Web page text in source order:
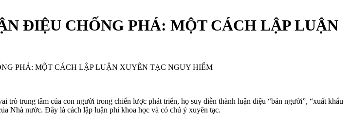
ĐIỆU CHỐNG PHÁ: MỘT CÁCH LẬP LUẬN
PHÁ: MỘT CÁCH LẬP LUẬN XUYÊN TẠC NGUY HIỂM
trung tâm của con người trong chiến lược phát triển, họ suy diễn thành luận điệu “bán người”, “xuất khẩu
Nhà nước. Đây là cách lập luận phi khoa học và có chủ ý xuyên tạc.